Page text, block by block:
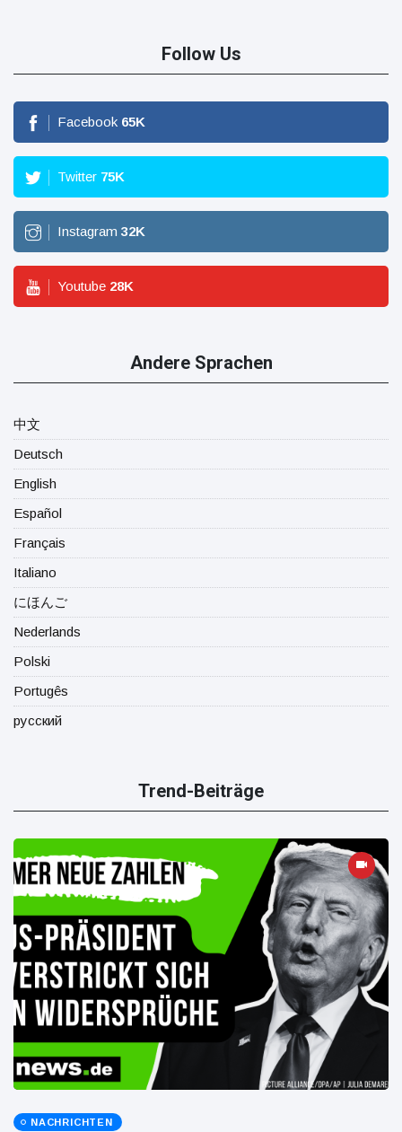
Follow Us
Facebook 65K
Twitter 75K
Instagram 32K
Youtube 28K
Andere Sprachen
中文
Deutsch
English
Español
Français
Italiano
にほんご
Nederlands
Polski
Portugês
русский
Trend-Beiträge
NACHRICHTEN